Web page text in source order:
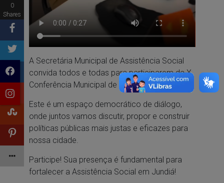
A Secretária Municipal de Assistência Social
convida todos e todas para participarem da X
Conferência Municipal de Assistência Social!
Este é um espaço democrático de diálogo,
onde juntos vamos discutir, propor e construir
políticas públicas mais justas e eficazes para
nossa cidade.
Participe! Sua presença é fundamental para
fortalecer a Assistência Social em Jundiá!
0
Shares